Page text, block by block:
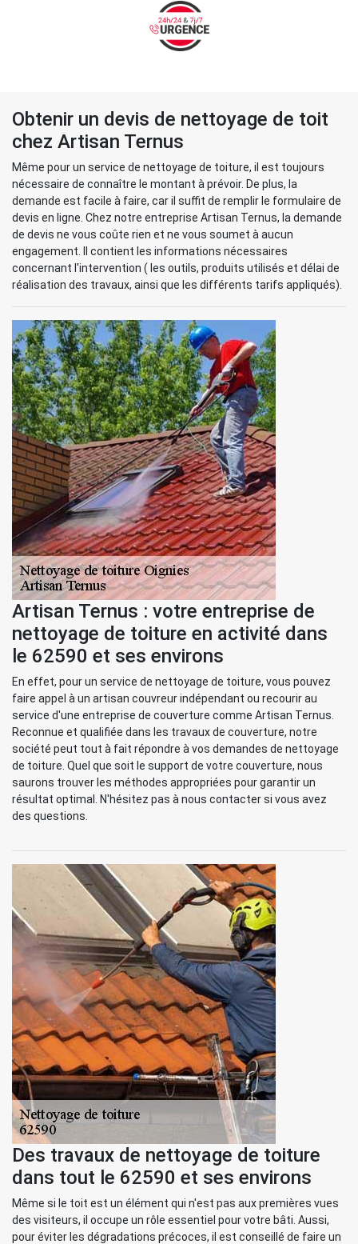
Obtenir un devis de nettoyage de toit
chez Artisan Ternus
Même pour un service de nettoyage de toiture, il est toujours
nécessaire de connaître le montant à prévoir. De plus, la
demande est facile à faire, car il suffit de remplir le formulaire de
devis en ligne. Chez notre entreprise Artisan Ternus, la demande
de devis ne vous coûte rien et ne vous soumet à aucun
engagement. Il contient les informations nécessaires
concernant l'intervention ( les outils, produits utilisés et délai de
réalisation des travaux, ainsi que les différents tarifs appliqués).
Artisan Ternus : votre entreprise de
nettoyage de toiture en activité dans
le 62590 et ses environs
En effet, pour un service de nettoyage de toiture, vous pouvez
faire appel à un artisan couvreur indépendant ou recourir au
service d'une entreprise de couverture comme Artisan Ternus.
Reconnue et qualifiée dans les travaux de couverture, notre
société peut tout à fait répondre à vos demandes de nettoyage
de toiture. Quel que soit le support de votre couverture, nous
saurons trouver les méthodes appropriées pour garantir un
résultat optimal. N'hésitez pas à nous contacter si vous avez
des questions.
Des travaux de nettoyage de toiture
dans tout le 62590 et ses environs
Même si le toit est un élément qui n'est pas aux premières vues
des visiteurs, il occupe un rôle essentiel pour votre bâti. Aussi,
pour éviter les dégradations précoces, il est conseillé de faire un